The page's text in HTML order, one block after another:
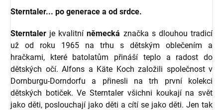
Sterntaler... po generace a od srdce.
Sterntaler je kvalitníněmecká značka s dlouhou tradicí
už od roku 1965 na trhu s dětským oblečením a
hračkami, které batolatům přináší teplo a radost do
dětských očí. Alfons a Käte Koch založili společnost v
Dornburgu-Dorndorfu a přinesli na trh první kolekci
dětských botiček. Ve Sterntaler všichni koukají na svět
jako děti, poslouchají jako děti a cítí se jako děti. Jen tak